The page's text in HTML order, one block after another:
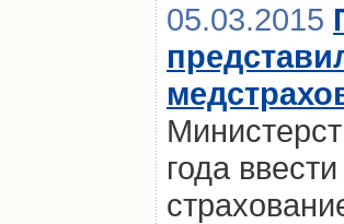
05.03.2015
года